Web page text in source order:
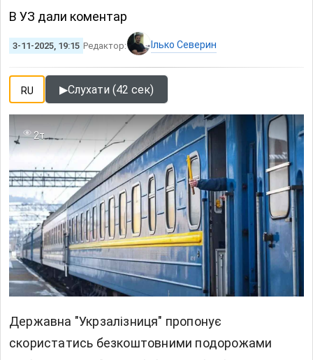
В УЗ дали коментар
3-11-2025, 19:15 Редактор: Ілько Северин
RU ▶Слухати (42 сек)
2т
Державна "Укрзалізниця" пропонує
скористатись безкоштовними подорожами